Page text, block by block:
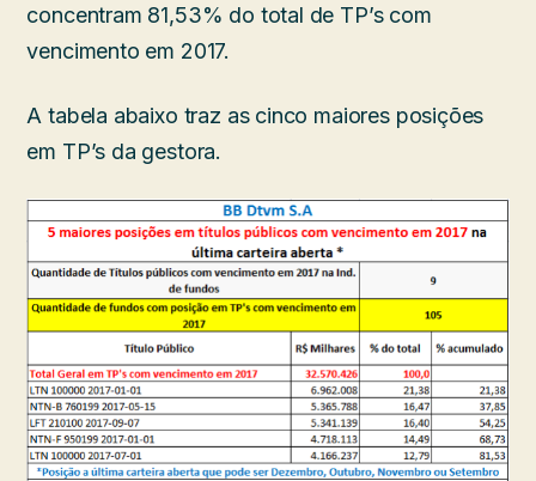
concentram 81,53% do total de TP’s com
vencimento em 2017.
A tabela abaixo traz as cinco maiores posições
em TP’s da gestora.